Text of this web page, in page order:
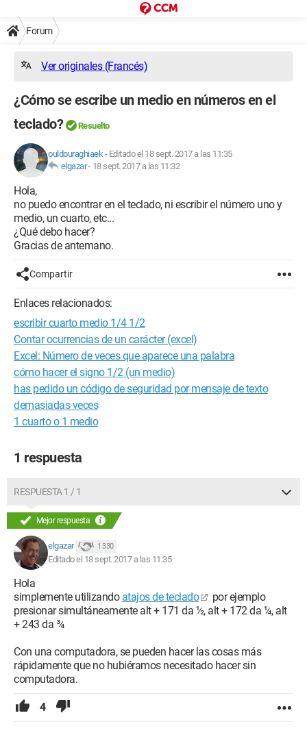
Forum
Ver originales (Francés)
¿Cómo se escribe un medio en números en el
teclado?
Resuelto
ouldouraghiaek- Editado el 18 sept. 2017 a las 11:35
elgazar- 18 sept. 2017 a las 11:32
Hola,
no puedo encontrar en el teclado, ni escribir el número uno y
medio, un cuarto, etc...
¿Qué debo hacer?
Gracias de antemano.
Compartir
Enlaces relacionados:
escribir cuarto medio 1/4 1/2
Contar ocurrencias de un carácter (excel)
Excel: Número de veces que aparece una palabra
cómo hacer el signo 1/2 (un medio)
has pedido un código de seguridad por mensaje de texto
demasiadas veces
1 cuarto o 1 medio
1 respuesta
RESPUESTA 1 / 1
Mejor respuesta
elgazar 1 330
Editado el 18 sept. 2017 a las 11:35
Hola
simplemente utilizando atajos de teclado
por ejemplo
presionar simultáneamente alt + 171 da ½, alt + 172 da ¼, alt
+ 243 da ¾
Con una computadora, se pueden hacer las cosas más
rápidamente que no hubiéramos necesitado hacer sin
computadora.
4